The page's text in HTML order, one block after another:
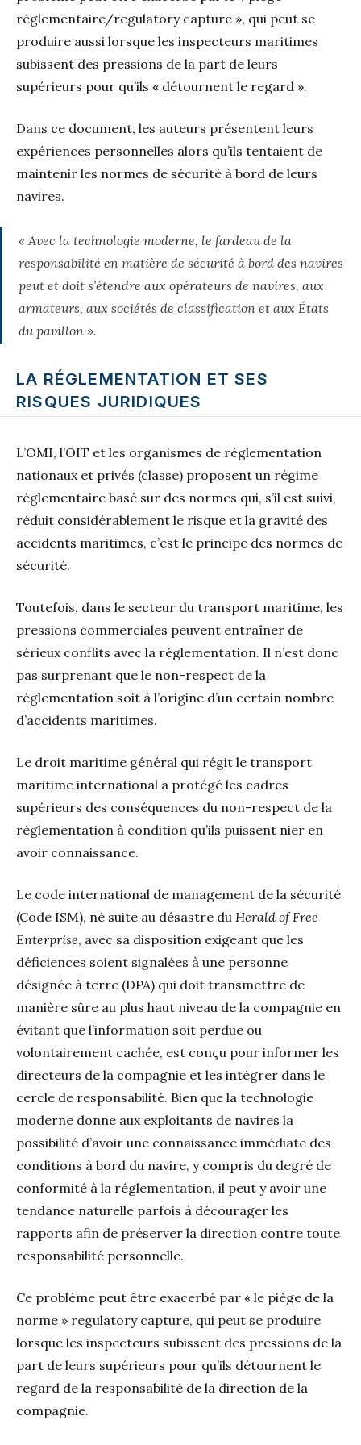
réglementaire/regulatory capture », qui peut se
produire aussi lorsque les inspecteurs maritimes
subissent des pressions de la part de leurs
supérieurs pour qu’ils « détournent le regard ».
Dans ce document, les auteurs présentent leurs
expériences personnelles alors qu’ils tentaient de
maintenir les normes de sécurité à bord de leurs
navires.
« Avec la technologie moderne, le fardeau de la
responsabilité en matière de sécurité à bord des navires
peut et doit s’étendre aux opérateurs de navires, aux
armateurs, aux sociétés de classification et aux États
du pavillon ».
LA RÉGLEMENTATION ET SES
RISQUES JURIDIQUES
L’OMI, l’OIT et les organismes de réglementation
nationaux et privés (classe) proposent un régime
réglementaire basé sur des normes qui, s’il est suivi,
réduit considérablement le risque et la gravité des
accidents maritimes, c’est le principe des normes de
sécurité.
Toutefois, dans le secteur du transport maritime, les
pressions commerciales peuvent entraîner de
sérieux conflits avec la réglementation. Il n’est donc
pas surprenant que le non-respect de la
réglementation soit à l’origine d’un certain nombre
d’accidents maritimes.
Le droit maritime général qui régit le transport
maritime international a protégé les cadres
supérieurs des conséquences du non-respect de la
réglementation à condition qu’ils puissent nier en
avoir connaissance.
Le code international de management de la sécurité
(Code ISM), né suite au désastre du Herald of Free
Enterprise, avec sa disposition exigeant que les
déficiences soient signalées à une personne
désignée à terre (DPA) qui doit transmettre de
manière sûre au plus haut niveau de la compagnie en
évitant que l’information soit perdue ou
volontairement cachée, est conçu pour informer les
directeurs de la compagnie et les intégrer dans le
cercle de responsabilité. Bien que la technologie
moderne donne aux exploitants de navires la
possibilité d’avoir une connaissance immédiate des
conditions à bord du navire, y compris du degré de
conformité à la réglementation, il peut y avoir une
tendance naturelle parfois à décourager les
rapports afin de préserver la direction contre toute
responsabilité personnelle.
Ce problème peut être exacerbé par « le piège de la
norme » regulatory capture, qui peut se produire
lorsque les inspecteurs subissent des pressions de la
part de leurs supérieurs pour qu’ils détournent le
regard de la responsabilité de la direction de la
compagnie.